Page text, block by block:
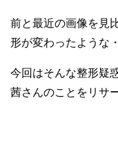
前と最近の画像を見
形が変わったような
今回はそんな整形疑
茜さんのことをリサ